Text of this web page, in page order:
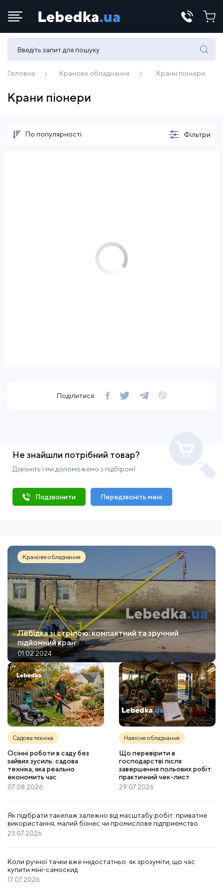
Телефони:
(067) 430 82-15
Головна Кранове обладнання Крани піонери
Крани піонери
По популярності Фільтри
Поділитися:
Не знайшли потрібний товар?
Дзвоніть і ми допоможемо з підбіром!
Подзвонити Передзвоніть мені
Кранове обладнання
Лебідка зі стрілою: компактний та зручний
підйомний кран
01.02.2024
Садова техніка
Осінні роботи в саду без
зайвих зусиль: садова
техніка, яка реально
економить час
07.08.2026
Навісне обладнання
Що перевірити в
господарстві після
завершення польових робіт:
практичний чек-лист
29.07.2026
Як підібрати такелаж залежно від масштабу робіт: приватне
використання, малий бізнес чи промислове підприємство
23.07.2026
Коли ручної тачки вже недостатньо: як зрозуміти, що час
купити міні-самоскид
17.07.2026